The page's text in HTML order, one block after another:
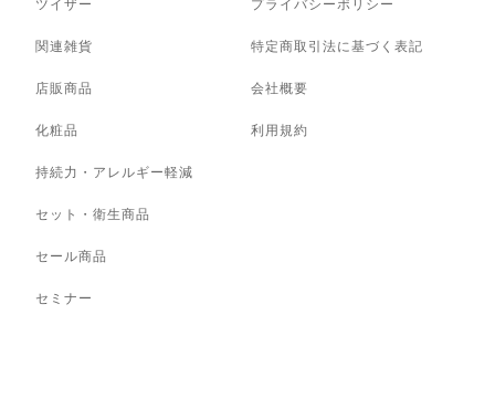
ツイザー
関連雑貨
店販商品
化粧品
持続力・アレルギー軽減
セット・衛生商品
セール商品
セミナー
プライバシーポリシー
特定商取引法に基づく表記
会社概要
利用規約